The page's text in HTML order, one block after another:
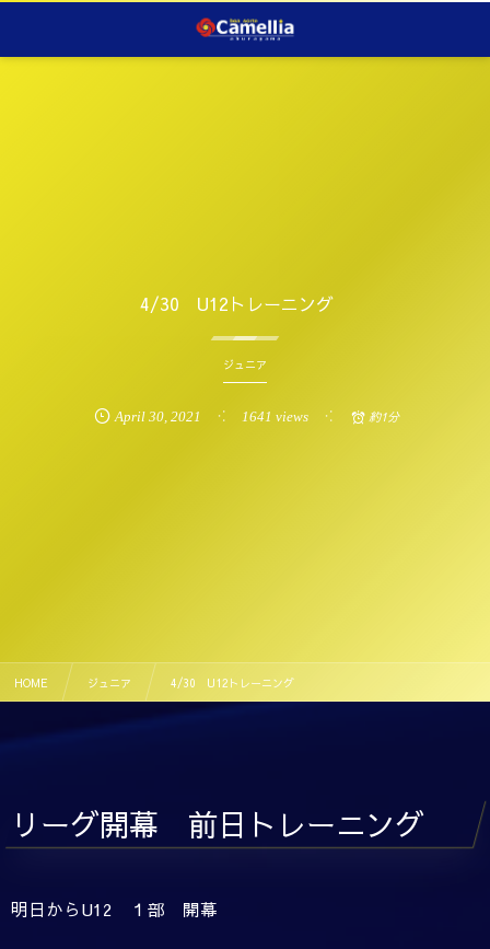
4/30 U12トレーニング
ジュニア
April 30, 2021 1641 views 約1分
HOME ジュニア 4/30 U12トレーニング
リーグ開幕 前日トレーニング
明日からU12 １部 開幕